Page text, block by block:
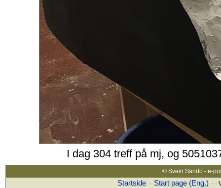
I dag 304 treff på mj, og
© Svein Sando - e-
Startside · Start page (Eng.) · ·